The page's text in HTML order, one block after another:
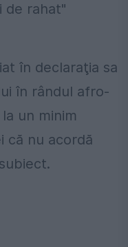
de rahat"
în declaraţia sa
în rândul afro-
un minim
că nu acordă